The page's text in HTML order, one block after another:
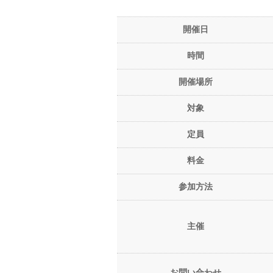
開催日
時間
開催場所
対象
定員
料金
参加方法
主催